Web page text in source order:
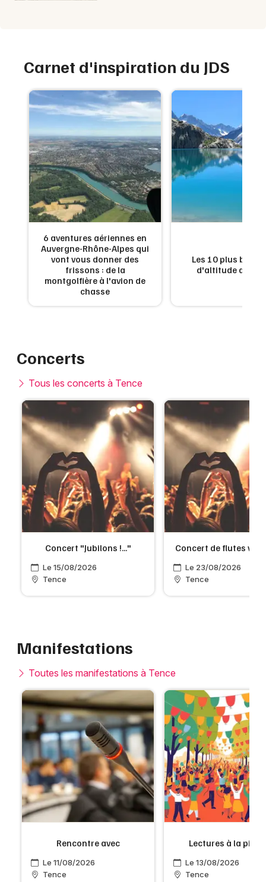
Carnet d'inspiration du JDS
6 aventures aériennes en
Auvergne-Rhône-Alpes qui
vont vous donner des
frissons : de la
montgolfière à l'avion de
chasse
Les 10 plus
d'altitude de
Concerts
Tous les concerts à Tence
Concert "Jubilons !..."
Le 15/08/2026
Tence
Concert de flutes
Le 23/08/2026
Tence
Manifestations
Toutes les manifestations à Tence
Rencontre avec
Le 11/08/2026
Tence
Lectures à la
Le 13/08/2026
Tence